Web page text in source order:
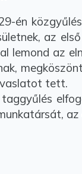
én
az
lemond az
tett.